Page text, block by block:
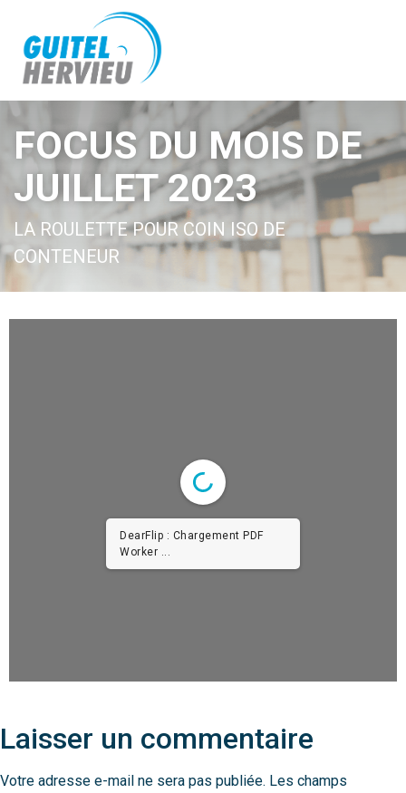
FOCUS DU MOIS DE
JUILLET 2023
LA ROULETTE POUR COIN ISO DE
CONTENEUR
DearFlip : Chargement PDF
Worker ...
Laisser un commentaire
Votre adresse e-mail ne sera pas publiée. Les champs